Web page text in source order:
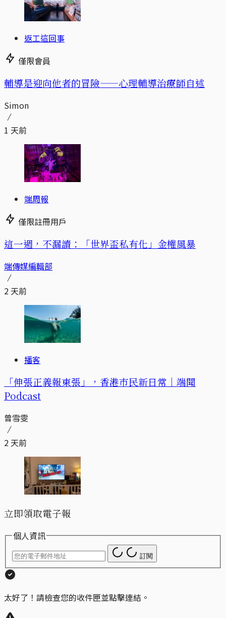
返工這回事
僅限會員
輔導是迎向他者的冒險——心理輔導治療師自述
Simon
1 天前
端周報
僅限註冊用戶
這一週，不漏讀：「世界盃私有化」金權風暴
端傳媒編輯部
2 天前
播客
「伸張正義報東張」，香港市民新日常｜端聞
Podcast
曾雪雯
2 天前
立即領取電子報
個人資訊
訂閱
太好了！請檢查您的收件匣並點擊連結。